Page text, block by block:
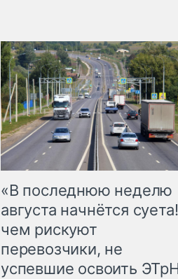
«В последнюю неделю
августа начнётся
чем рискуют
перевозчики, не
успевшие освоить